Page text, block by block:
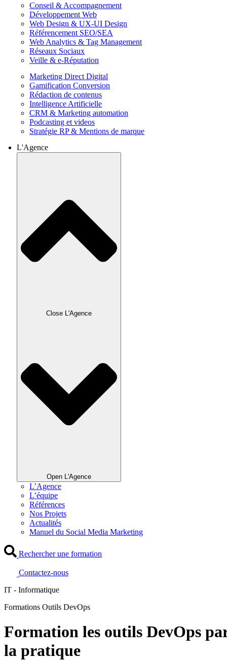
Conseil & Accompagnement
Développement Web
Web Design & UX-UI Design
Référencement SEO/SEA
Web Analytics & Tag Management
Réseaux Sociaux
Veille & e-Réputation
Marketing Direct Digital
Gamification Conversion
Rédaction de contenus
Intelligence Artificielle
CRM & Marketing automation
Podcasting et videos
Stratégie RP & Mentions de marque
L'Agence
Close L'Agence
Open L'Agence
L’Agence
L’équipe
Références
Nos Projets
Actualités
Manuel du Social Media Marketing
Rechercher une formation
Contactez-nous
IT - Informatique
Formations Outils DevOps
Formation les outils DevOps
la pratique